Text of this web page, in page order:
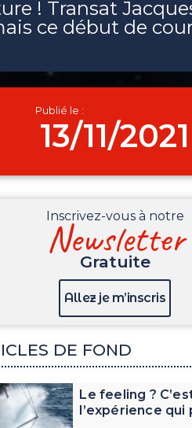
! Transat
ce début de
Publié le :
13/11/2021
Inscrivez-vous à notre
Newsletter
Gratuite
Allez je m’inscris
DE FOND
Le feeling ?
l’expérience qui